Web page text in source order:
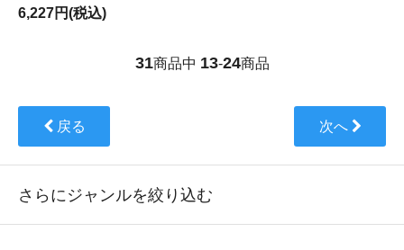
6,227円(税込)
31商品中 13-24商品
戻る 次へ
さらにジャンルを絞り込む